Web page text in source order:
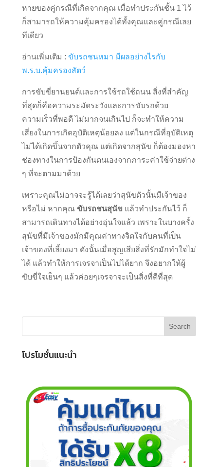
หายของคู่กรณีที่เกิดจากคุณ เมื่อทำประกันชั้น 1 ไว้
ก็สามารถให้ความคุ้มครองได้ทั้งคุณและคู่กรณีเลย
ทีเดียว
อ่านเพิ่มเติม : ขับรถชนหมา มีผลอย่างไรกับ
พ.ร.บ.คุ้มครองสัตว์
การขับขี่ยานยนต์และการใช้รถใช้ถนน สิ่งที่สำคัญ
ที่สุดก็คือความระมัดระวังและการขับรถด้วย
ความเร็วที่พอดี ไม่มากจนเกินไป ก็จะทำให้ความ
เสี่ยงในการเกิดอุบัติเหตุน้อยลง แต่ในกรณีที่อุบัติเหตุ
ไม่ได้เกิดขึ้นจากตัวคุณ แต่เกิดจากสุนัข ก็ต้องมองหา
ช่องทางในการป้องกันตนเองจากภาระค่าใช้จ่ายต่าง
ๆ ที่จะตามมาด้วย
เพราะคุณไม่อาจจะรู้ได้เลยว่าสุนัขตัวนั้นมีเจ้าของ
หรือไม่ หากคุณ ขับรถชนสุนัขแล้วทำประกันไว้ ก็
สามารถเดินทางได้อย่างอุ่นใจแล้ว เพราะในบางครั้ง
สุนัขที่มีเจ้าของมักมีคุณค่าทางจิตใจกับคนที่เป็น
เจ้าของที่เลี้ยงมา ดังนั้นเมื่อสูญเสียสิ่งที่รักมักทำใจไม่
ได้ แล้วทำให้การเจรจาเป็นไปได้ยาก จึงอยากให้ผู้
ขับขี่ใจเย็นๆ แล้วค่อยๆเจรจาจะเป็นสิ่งที่ดีที่สุด
โปรโมชั่นแนะนำ